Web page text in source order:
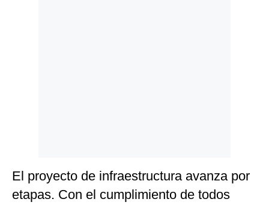
El proyecto de infraestructura avanza por
etapas. Con el cumplimiento de todos